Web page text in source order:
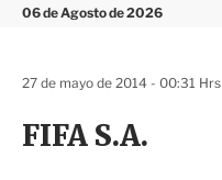
n
06 de Agosto de 2026
FIFA S.A.
27 de mayo de 2014 - 00:31 Hrs